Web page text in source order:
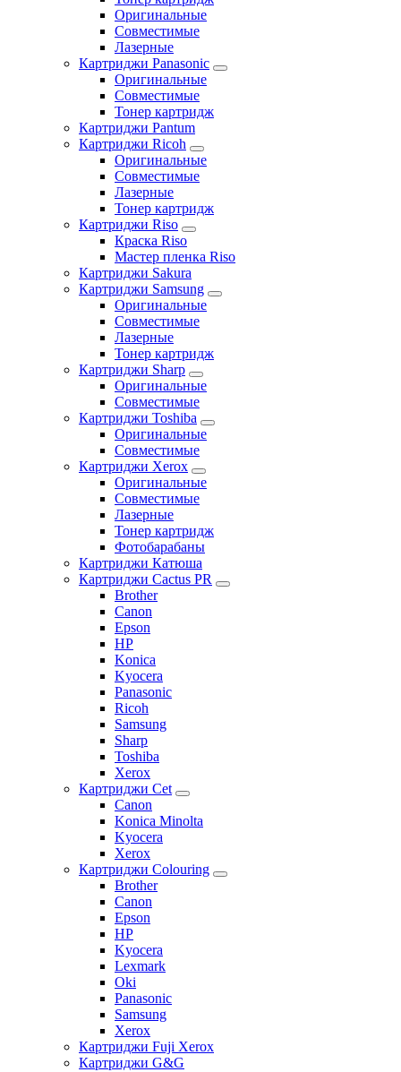
Оригинальные
Совместимые
Лазерные
Картриджи Panasonic
Оригинальные
Совместимые
Тонер картридж
Картриджи Pantum
Картриджи Ricoh
Оригинальные
Совместимые
Лазерные
Тонер картридж
Картриджи Riso
Краска Riso
Мастер пленка Riso
Картриджи Sakura
Картриджи Samsung
Оригинальные
Совместимые
Лазерные
Тонер картридж
Картриджи Sharp
Оригинальные
Совместимые
Картриджи Toshiba
Оригинальные
Совместимые
Картриджи Xerox
Оригинальные
Совместимые
Лазерные
Тонер картридж
Фотобарабаны
Картриджи Катюша
Картриджи Cactus PR
Brother
Canon
Epson
HP
Konica
Kyocera
Panasonic
Ricoh
Samsung
Sharp
Toshiba
Xerox
Картриджи Cet
Canon
Konica Minolta
Kyocera
Xerox
Картриджи Colouring
Brother
Canon
Epson
HP
Kyocera
Lexmark
Oki
Panasonic
Samsung
Xerox
Картриджи Fuji Xerox
Картриджи G&G